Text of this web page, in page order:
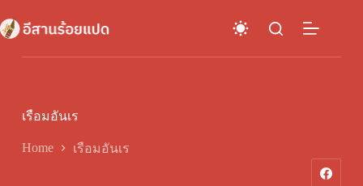
to
content
เรือมอันเร
Home เรือมอันเร